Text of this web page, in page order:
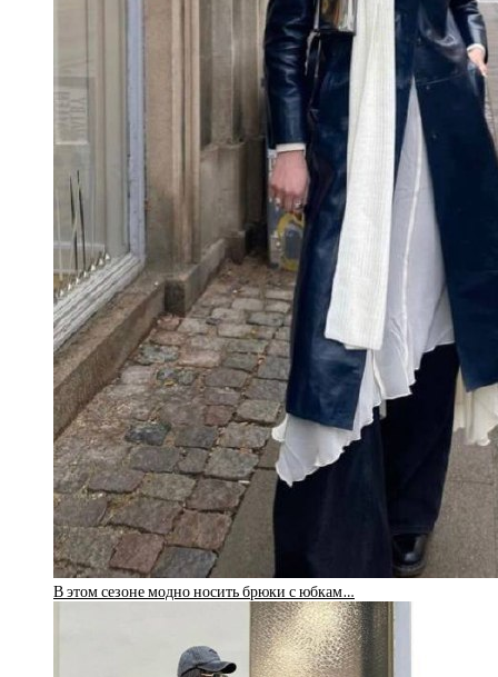
В этом сезоне модно носить брюки с юбкам…